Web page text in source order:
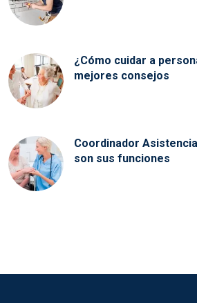
¿Cómo cuidar a
mejores consejos
Coordinador
son sus funciones